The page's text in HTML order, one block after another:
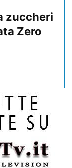
zuccheri
Zero